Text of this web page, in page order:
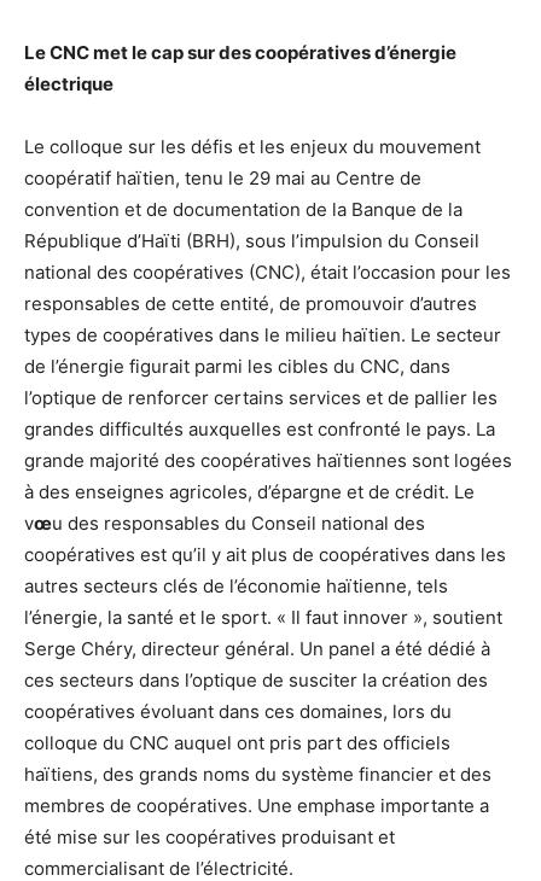
Le CNC met le cap sur des coopératives d’énergie
électrique
Le colloque sur les défis et les enjeux du mouvement
coopératif haïtien, tenu le 29 mai au Centre de
convention et de documentation de la Banque de la
République d’Haïti (BRH), sous l’impulsion du Conseil
national des coopératives (CNC), était l’occasion pour les
responsables de cette entité, de promouvoir d’autres
types de coopératives dans le milieu haïtien. Le secteur
de l’énergie figurait parmi les cibles du CNC, dans
l’optique de renforcer certains services et de pallier les
grandes difficultés auxquelles est confronté le pays. La
grande majorité des coopératives haïtiennes sont logées
à des enseignes agricoles, d’épargne et de crédit. Le
vœu des responsables du Conseil national des
coopératives est qu’il y ait plus de coopératives dans les
autres secteurs clés de l’économie haïtienne, tels
l’énergie, la santé et le sport. « Il faut innover », soutient
Serge Chéry, directeur général. Un panel a été dédié à
ces secteurs dans l’optique de susciter la création des
coopératives évoluant dans ces domaines, lors du
colloque du CNC auquel ont pris part des officiels
haïtiens, des grands noms du système financier et des
membres de coopératives. Une emphase importante a
été mise sur les coopératives produisant et
commercialisant de l’électricité.